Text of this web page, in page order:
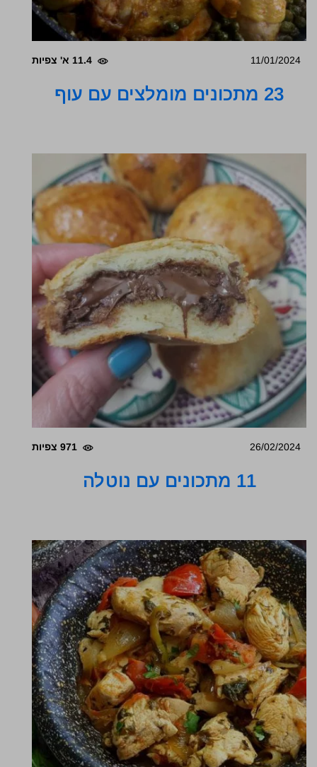
11/01/2024 11.4 א' צפיות
23 מתכונים מומלצים עם עוף
26/02/2024 971 צפיות
11 מתכונים עם נוטלה